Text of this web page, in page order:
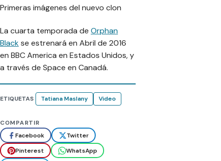
La cuarta temporada de Orphan
Blackse estrenará en Abril de 2016
en BBC America en Estados Unidos, y
a través de Space en Canadá.
ETIQUETAS Tatiana Maslany Video
COMPARTIR
Facebook
Twitter
Pinterest
WhatsApp